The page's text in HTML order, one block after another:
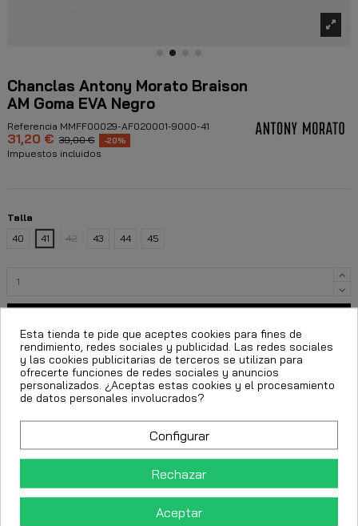
Chanclas Antony Morato Braison
AM Goma EVA Negro
Referencia MMFF00029-AF020001-9000-41
31,20 € 39,00 € -20%
Impuestos incluidos
Talla
40
41 42 43 44 45
FECHA ESTIMADA DE ENTREGA:
CttExpress 24/48h -Miércoles 12 Agosto, 2026
Esta tienda te pide que aceptes cookies para fines de
rendimiento, redes sociales y publicidad. Las redes sociales
y las cookies publicitarias de terceros se utilizan para
ofrecerte funciones de redes sociales y anuncios
personalizados. ¿Aceptas estas cookies y el procesamiento
de datos personales involucrados?
Configurar
Rechazar
Aceptar